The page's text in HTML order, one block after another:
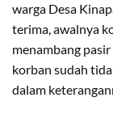
warga Desa
terima, awalnya
menambang
korban sudah
dalam